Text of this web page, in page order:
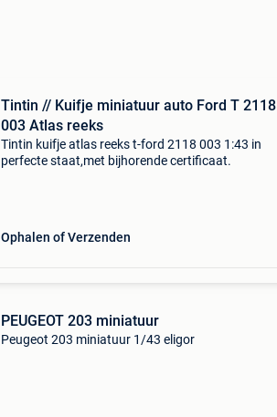
Tintin // Kuifje miniatuur auto Ford T 2118
003 Atlas reeks
Tintin kuifje atlas reeks t-ford 2118 003 1:43 in
perfecte staat,met bijhorende certificaat.
Ophalen of Verzenden
PEUGEOT 203 miniatuur
Peugeot 203 miniatuur 1/43 eligor